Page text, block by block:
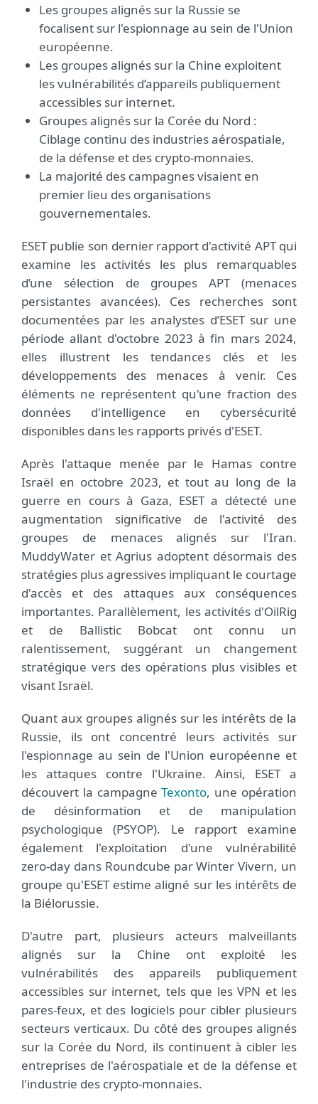
Les groupes alignés sur la Russie se
focalisent sur l'espionnage au sein de l'Union
européenne.
Les groupes alignés sur la Chine exploitent
les vulnérabilités d’appareils publiquement
accessibles sur internet.
Groupes alignés sur la Corée du Nord :
Ciblage continu des industries aérospatiale,
de la défense et des crypto-monnaies.
La majorité des campagnes visaient en
premier lieu des organisations
gouvernementales.
ESET publie son dernier rapport d'activité APT qui
examine les activités les plus remarquables
d’une sélection de groupes APT (menaces
persistantes avancées). Ces recherches sont
documentées par les analystes d’ESET sur une
période allant d'octobre 2023 à fin mars 2024,
elles illustrent les tendances clés et les
développements des menaces à venir. Ces
éléments ne représentent qu'une fraction des
données d'intelligence en cybersécurité
disponibles dans les rapports privés d'ESET.
Après l'attaque menée par le Hamas contre
Israël en octobre 2023, et tout au long de la
guerre en cours à Gaza, ESET a détecté une
augmentation significative de l'activité des
groupes de menaces alignés sur l'Iran.
MuddyWater et Agrius adoptent désormais des
stratégies plus agressives impliquant le courtage
d'accès et des attaques aux conséquences
importantes. Parallèlement, les activités d'OilRig
et de Ballistic Bobcat ont connu un
ralentissement, suggérant un changement
stratégique vers des opérations plus visibles et
visant Israël.
Quant aux groupes alignés sur les intérêts de la
Russie, ils ont concentré leurs activités sur
l'espionnage au sein de l'Union européenne et
les attaques contre l'Ukraine. Ainsi, ESET a
découvert la campagneTexonto, une opération
de désinformation et de manipulation
psychologique (PSYOP). Le rapport examine
également l'exploitation d'une vulnérabilité
zero-day dans Roundcube par Winter Vivern, un
groupe qu'ESET estime aligné sur les intérêts de
la Biélorussie.
D'autre part, plusieurs acteurs malveillants
alignés sur la Chine ont exploité les
vulnérabilités des appareils publiquement
accessibles sur internet, tels que les VPN et les
pares-feux, et des logiciels pour cibler plusieurs
secteurs verticaux. Du côté des groupes alignés
sur la Corée du Nord, ils continuent à cibler les
entreprises de l'aérospatiale et de la défense et
l'industrie des crypto-monnaies.